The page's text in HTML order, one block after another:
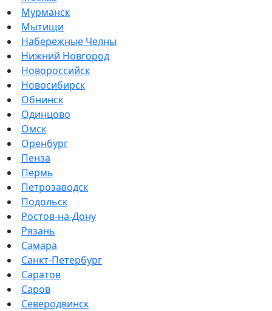
Мурманск
Мытищи
Набережные Челны
Нижний Новгород
Новороссийск
Новосибирск
Обнинск
Одинцово
Омск
Оренбург
Пенза
Пермь
Петрозаводск
Подольск
Ростов-на-Дону
Рязань
Самара
Санкт-Петербург
Саратов
Саров
Северодвинск